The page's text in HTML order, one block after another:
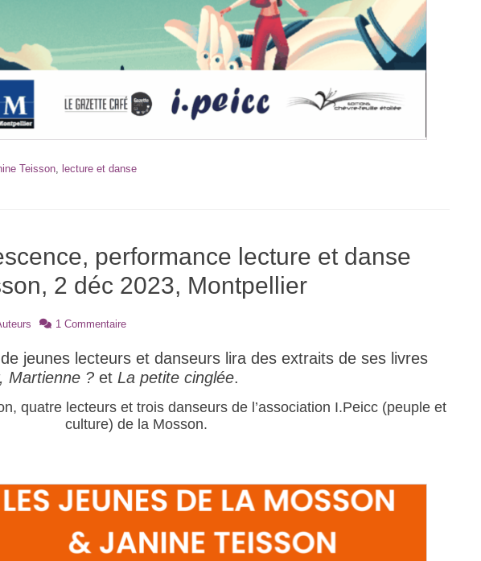
Teisson, lecture et danse
performance lecture et danse
2 déc 2023, Montpellier
1 Commentaire
jeunes lecteurs et danseurs lira des extraits de ses livres
Martienne ? et La petite cinglée.
quatre lecteurs et trois danseurs de l’association I.Peicc (peuple et
culture) de la Mosson.